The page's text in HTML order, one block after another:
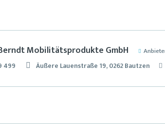
Mobilitätsprodukte GmbH
499 Äußere Lauenstraße 19, 0262 Bautzen